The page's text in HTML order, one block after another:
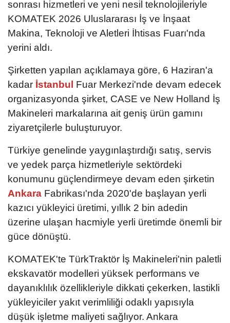
sonrası hizmetleri ve yeni nesil teknolojileriyle
KOMATEK 2026 Uluslararası İş ve İnşaat
Makina, Teknoloji ve Aletleri İhtisas Fuarı'nda
yerini aldı.
Şirketten yapılan açıklamaya göre, 6 Haziran'a
kadar İstanbul Fuar Merkezi'nde devam edecek
organizasyonda şirket, CASE ve New Holland İş
Makineleri markalarına ait geniş ürün gamını
ziyaretçilerle buluşturuyor.
Türkiye genelinde yaygınlaştırdığı satış, servis
ve yedek parça hizmetleriyle sektördeki
konumunu güçlendirmeye devam eden şirketin
Ankara Fabrikası'nda 2020'de başlayan yerli
kazıcı yükleyici üretimi, yıllık 2 bin adedin
üzerine ulaşan hacmiyle yerli üretimde önemli bir
güce dönüştü.
KOMATEK'te TürkTraktör İş Makineleri'nin paletli
ekskavatör modelleri yüksek performans ve
dayanıklılık özellikleriyle dikkati çekerken, lastikli
yükleyiciler yakıt verimliliği odaklı yapısıyla
düşük işletme maliyeti sağlıyor. Ankara